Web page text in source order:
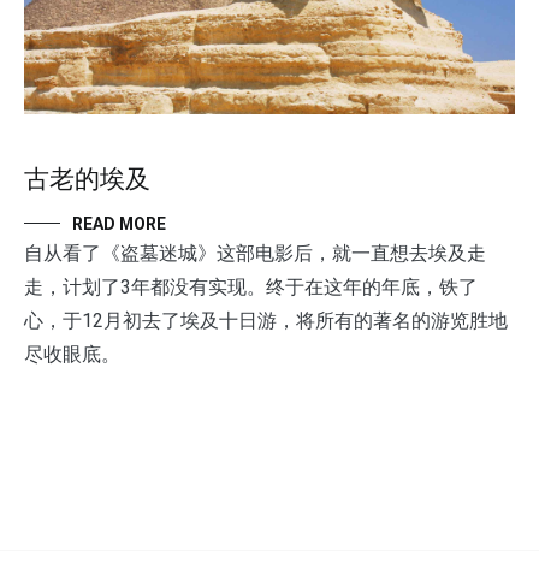
古老的埃及
READ MORE
自从看了《盗墓迷城》这部电影后，就一直想去埃及走
走，计划了3年都没有实现。终于在这年的年底，铁了
心，于12月初去了埃及十日游，将所有的著名的游览胜地
尽收眼底。